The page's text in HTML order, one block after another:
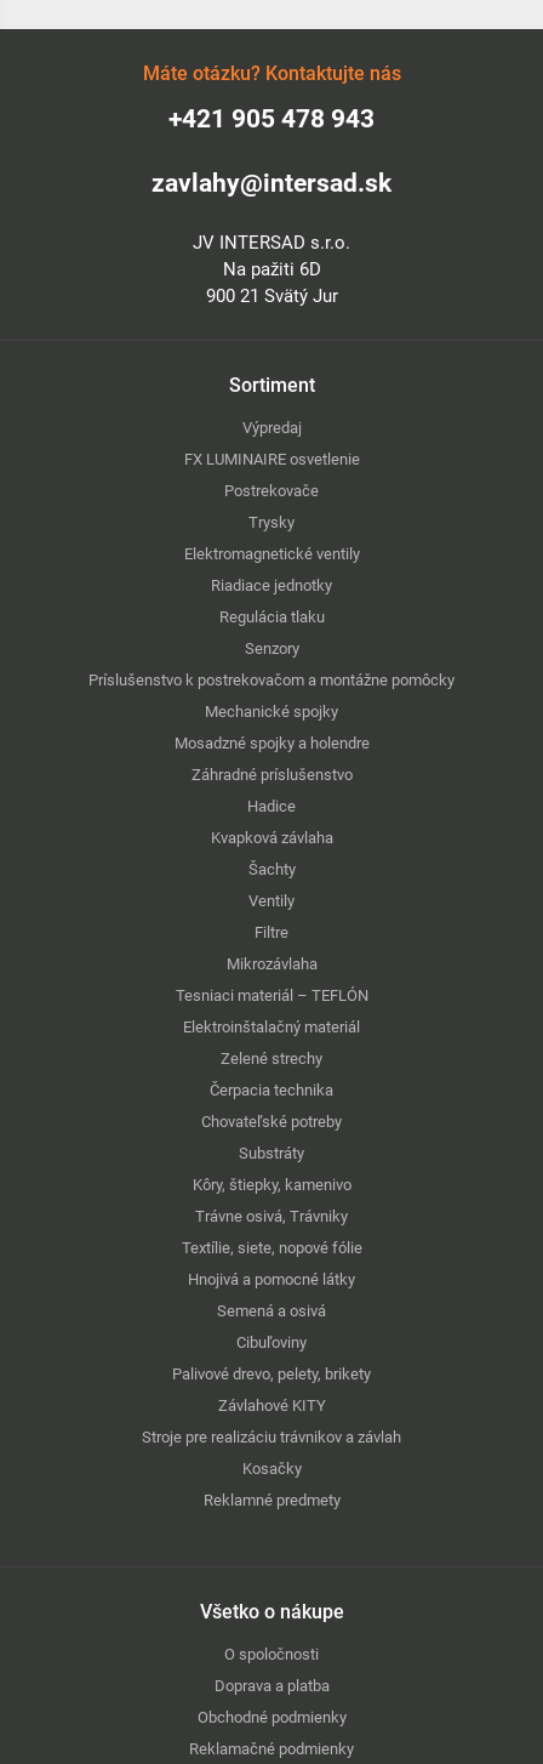
Máte otázku? Kontaktujte nás
+421 905 478 943
zavlahy@intersad.sk
JV INTERSAD s.r.o.
Na pažiti 6D
900 21 Svätý Jur
Sortiment
Výpredaj
FX LUMINAIRE osvetlenie
Postrekovače
Trysky
Elektromagnetické ventily
Riadiace jednotky
Regulácia tlaku
Senzory
Príslušenstvo k postrekovačom a montážne pomôcky
Mechanické spojky
Mosadzné spojky a holendre
Záhradné príslušenstvo
Hadice
Kvapková závlaha
Šachty
Ventily
Filtre
Mikrozávlaha
Tesniaci materiál – TEFLÓN
Elektroinštalačný materiál
Zelené strechy
Čerpacia technika
Chovateľské potreby
Substráty
Kôry, štiepky, kamenivo
Trávne osivá, Trávniky
Textílie, siete, nopové fólie
Hnojivá a pomocné látky
Semená a osivá
Cibuľoviny
Palivové drevo, pelety, brikety
Závlahové KITY
Stroje pre realizáciu trávnikov a závlah
Kosačky
Reklamné predmety
Všetko o nákupe
O spoločnosti
Doprava a platba
Obchodné podmienky
Reklamačné podmienky